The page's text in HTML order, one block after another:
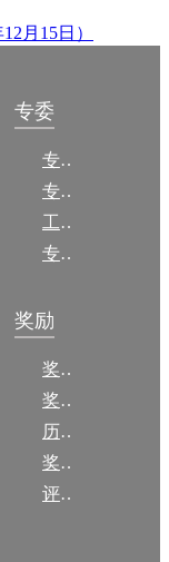
月15日）
专委
专委简介
专委条例
工作问答
专委名单
奖励
奖励动态
奖励目录
历年获奖名单
奖项推荐
评奖条例